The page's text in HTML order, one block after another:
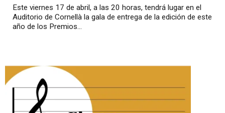
Este viernes 17 de abril, a las 20 horas, tendrá lugar en el
Auditorio de Cornellà la gala de entrega de la edición de este
año de los Premios...